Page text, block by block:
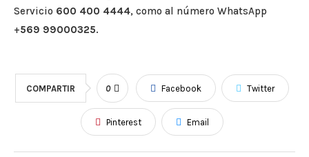
Servicio 600 400 4444, como al número WhatsApp
+569 99000325.
COMPARTIR 0 Facebook Twitter
Pinterest Email